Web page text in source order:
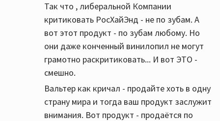
Так что , либеральной Компании
критиковать РосХайЭнд - не по зубам. А
вот этот продукт - по зубам любому. Но
они даже конченный винилопил не могут
грамотно раскритиковать... И вот ЭТО -
смешно.
Вальтер как кричал - продайте хоть в одну
страну мира и тогда ваш продукт заслужит
внимания. Вот продукт - продаётся по